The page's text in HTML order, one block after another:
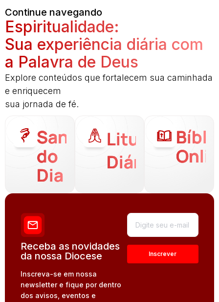
Continue navegando
Espiritualidade:
Sua experiência diária com
a Palavra de Deus
Explore conteúdos que fortalecem sua caminhada
e enriquecem
sua jornada de fé.
Santo
do
Dia
Liturgia
Diária
Receba as novidades
da nossa Diocese
Inscreva-se em nossa
newsletter e fique por dentro
dos avisos, eventos e